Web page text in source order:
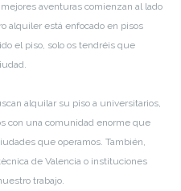
aventuras comienzan al lado
alquiler está enfocado en pisos
el piso, solo os tendréis que
alquilar su piso a universitarios,
con una comunidad enorme que
que operamos. También,
de Valencia o instituciones
trabajo.